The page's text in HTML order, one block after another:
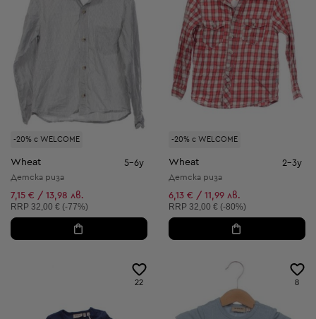
-20% с WELCOME
Wheat 5-6y
Детска риза
7,15 € / 13,98 лв.
Препоръчителна цена:
RRP 32,00 € (-77%)
-20% с WELCOME
Wheat 2-3y
Детска риза
6,13 € / 11,99 лв.
Препоръчителна цена:
RRP 32,00 € (-80%)
22 8